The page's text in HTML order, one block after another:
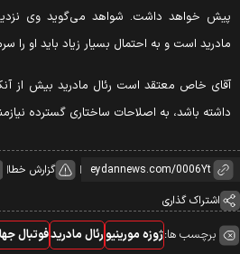
خواهد داشت. شواهد می‌گوید وی
است و به احتمال بسیار زیاد باید او را
خاص معتقد است رئال مادرید بیش از
باشد، به اصلاحات ساختاری گسترده
گزارش خطا
اشتراک گذاری
برچسب ها:ژوزه مورینیورئال مادریدفوتبال جهان